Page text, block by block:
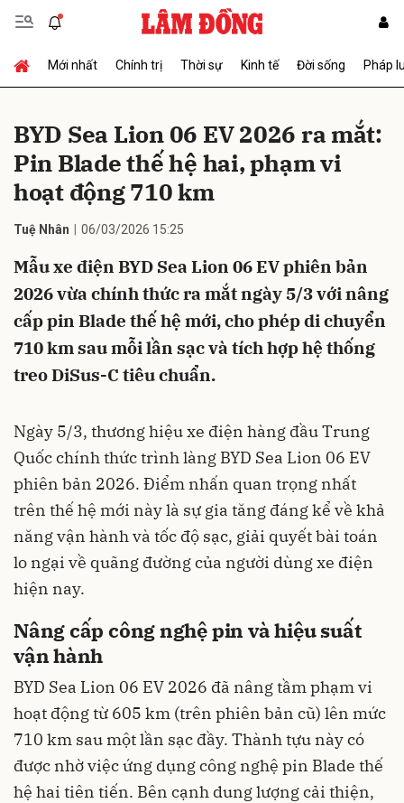
Mới nhất Chính trị Thời sự Kinh tế Đời sống Pháp
BYD Sea Lion 06 EV 2026 ra mắt:
Pin Blade thế hệ hai, phạm vi
hoạt động 710 km
Tuệ Nhân 06/03/2026 15:25
Mẫu xe điện BYD Sea Lion 06 EV phiên bản
2026 vừa chính thức ra mắt ngày 5/3 với nâng
cấp pin Blade thế hệ mới, cho phép di chuyển
710 km sau mỗi lần sạc và tích hợp hệ thống
treo DiSus-C tiêu chuẩn.
Ngày 5/3, thương hiệu xe điện hàng đầu Trung
Quốc chính thức trình làng BYD Sea Lion 06 EV
phiên bản 2026. Điểm nhấn quan trọng nhất
trên thế hệ mới này là sự gia tăng đáng kể về khả
năng vận hành và tốc độ sạc, giải quyết bài toán
lo ngại về quãng đường của người dùng xe điện
hiện nay.
Nâng cấp công nghệ pin và hiệu suất
vận hành
BYD Sea Lion 06 EV 2026 đã nâng tầm phạm vi
hoạt động từ 605 km (trên phiên bản cũ) lên mức
710 km sau một lần sạc đầy. Thành tựu này có
được nhờ việc ứng dụng công nghệ pin Blade thế
hệ hai tiên tiến. Bên cạnh dung lượng cải thiện,
Gửi bình luận
Hủy Gửi